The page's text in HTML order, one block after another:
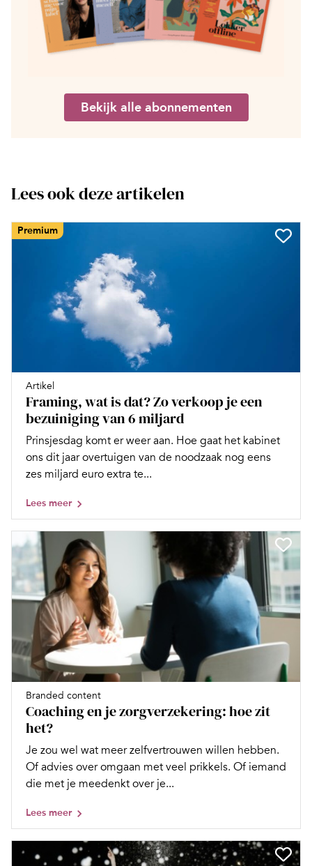
Bekijk alle abonnementen
Lees ook deze artikelen
Premium
Artikel
Framing, wat is dat? Zo verkoop je een
bezuiniging van 6 miljard
Prinsjesdag komt er weer aan. Hoe gaat het kabinet
ons dit jaar overtuigen van de noodzaak nog eens
zes miljard euro extra te...
Lees meer
Branded content
Coaching en je zorgverzekering: hoe zit
het?
Je zou wel wat meer zelfvertrouwen willen hebben.
Of advies over omgaan met veel prikkels. Of iemand
die met je meedenkt over je...
Lees meer